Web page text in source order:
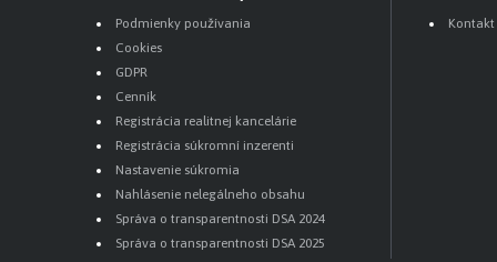
Podmienky používania
Cookies
GDPR
Cenník
Registrácia realitnej kancelárie
Registrácia súkromní inzerenti
Nastavenie súkromia
Nahlásenie nelegálneho obsahu
Správa o transparentnosti DSA 2024
Správa o transparentnosti DSA 2025
Kontakt